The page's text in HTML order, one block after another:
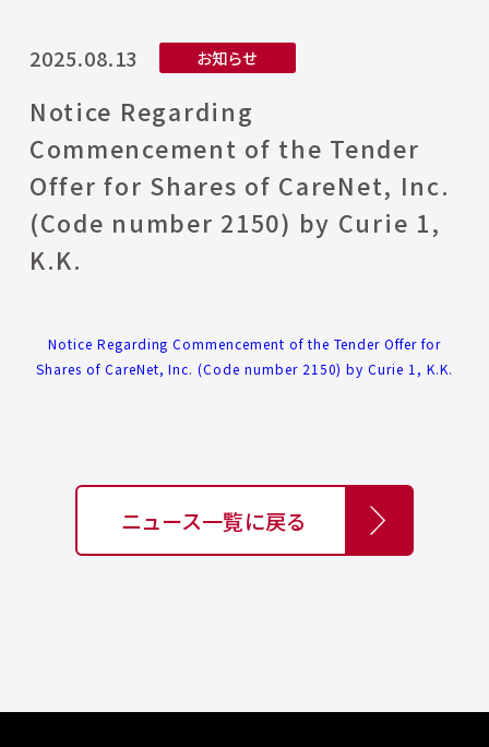
2025.08.13 お知らせ
Notice Regarding
Commencement of the Tender
Offer for Shares of CareNet, Inc.
(Code number 2150) by Curie 1,
K.K.
Notice Regarding Commencement of the Tender Offer for
Shares of CareNet, Inc. (Code number 2150) by Curie 1, K.K.
ニュース一覧に戻る